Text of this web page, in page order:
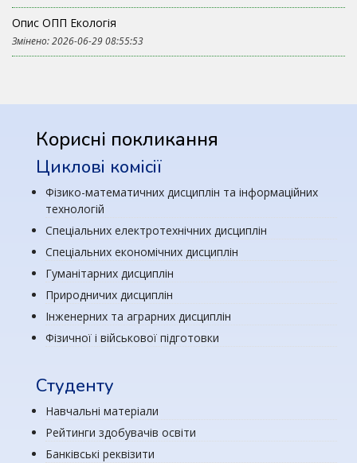
Опис ОПП Екологія
Змінено: 2026-06-29 08:55:53
Корисні покликання
Циклові комісії
Фізико-математичних дисциплін та інформаційних
технологій
Спеціальних електротехнічних дисциплін
Спеціальних економічних дисциплін
Гуманітарних дисциплін
Природничих дисциплін
Інженерних та аграрних дисциплін
Фізичної і військової підготовки
Студенту
Навчальні матеріали
Рейтинги здобувачів освіти
Банківські реквізити